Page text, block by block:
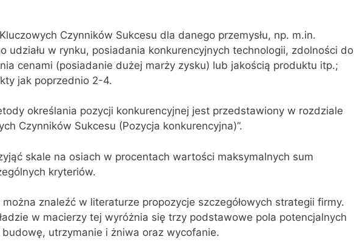
Czynników Sukcesu dla danego przemysłu, np. m.in.
udziału w rynku, posiadania konkurencyjnych technologii, zdolności do
cenami (posiadanie dużej marży zysku) lub jakością produktu itp.;
jak poprzednio 2-4.
określania pozycji konkurencyjnej jest przedstawiony w rozdziale
Czynników Sukcesu (Pozycja konkurencyjna)”.
skale na osiach w procentach wartości maksymalnych sum
kryteriów.
znaleźć w literaturze propozycje szczegółowych strategii firmy.
w macierzy tej wyróżnia się trzy podstawowe pola potencjalnych
utrzymanie i żniwa oraz wycofanie.